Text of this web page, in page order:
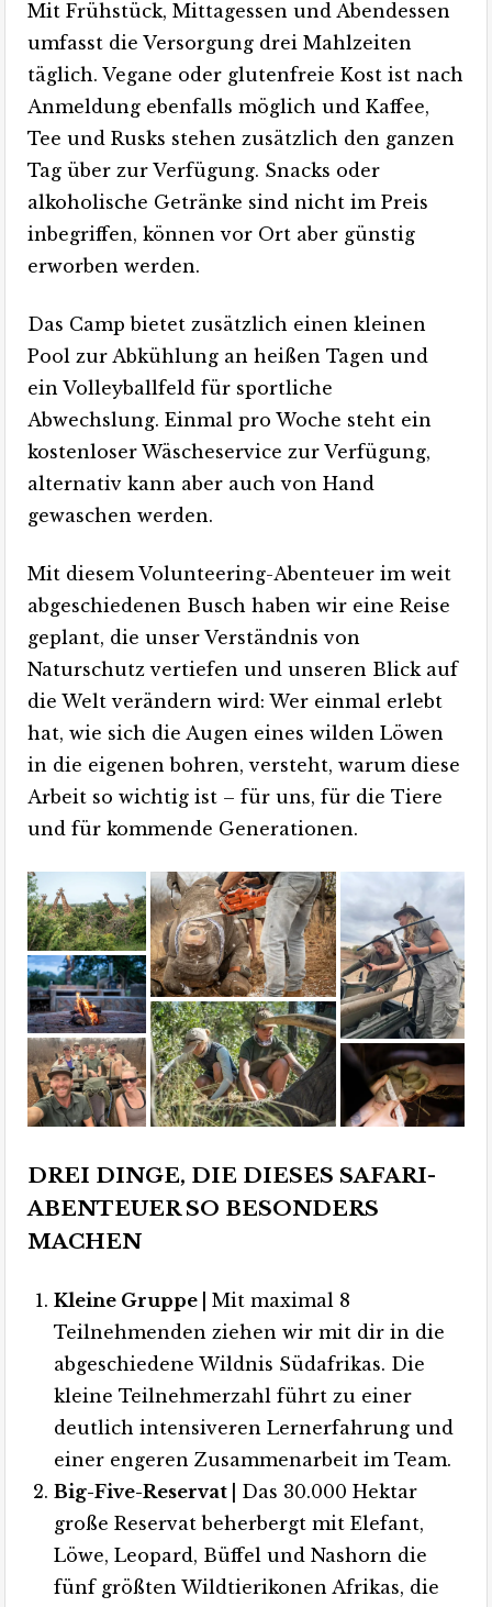
Mit Frühstück, Mittagessen und Abendessen
umfasst die Versorgung drei Mahlzeiten
täglich. Vegane oder glutenfreie Kost ist nach
Anmeldung ebenfalls möglich und Kaffee,
Tee und Rusks stehen zusätzlich den ganzen
Tag über zur Verfügung. Snacks oder
alkoholische Getränke sind nicht im Preis
inbegriffen, können vor Ort aber günstig
erworben werden.
Das Camp bietet zusätzlich einen kleinen
Pool zur Abkühlung an heißen Tagen und
ein Volleyballfeld für sportliche
Abwechslung. Einmal pro Woche steht ein
kostenloser Wäscheservice zur Verfügung,
alternativ kann aber auch von Hand
gewaschen werden.
Mit diesem Volunteering-Abenteuer im weit
abgeschiedenen Busch haben wir eine Reise
geplant, die unser Verständnis von
Naturschutz vertiefen und unseren Blick auf
die Welt verändern wird: Wer einmal erlebt
hat, wie sich die Augen eines wilden Löwen
in die eigenen bohren, versteht, warum diese
Arbeit so wichtig ist – für uns, für die Tiere
und für kommende Generationen.
DREI DINGE, DIE DIESES SAFARI-
ABENTEUER SO BESONDERS
MACHEN
Kleine Gruppe |
Mit maximal 8
Teilnehmenden ziehen wir mit dir in die
abgeschiedene Wildnis Südafrikas. Die
kleine Teilnehmerzahl führt zu einer
deutlich intensiveren Lernerfahrung und
einer engeren Zusammenarbeit im Team.
Big-Five-Reservat |
Das 30.000 Hektar
große Reservat beherbergt mit Elefant,
Löwe, Leopard, Büffel und Nashorn die
fünf größten Wildtierikonen Afrikas, die